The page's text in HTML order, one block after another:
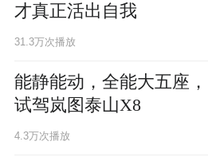
才真正活出自我
31.3万次播放
能静能动，全能大五座，
试驾岚图泰山X8
4.3万次播放